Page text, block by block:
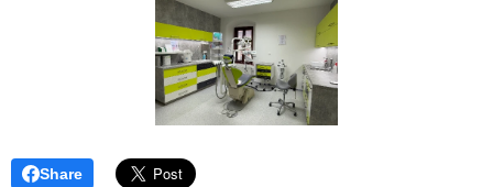
Share